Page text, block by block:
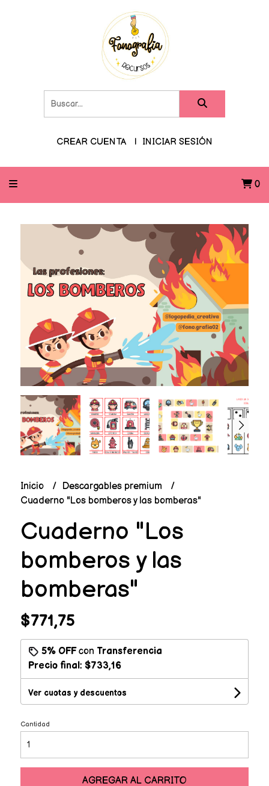
CREAR CUENTA INICIAR SESIÓN
0
Inicio
Descargables premium
Cuaderno "Los bomberos y las bomberas"
Cuaderno "Los
bomberos y las
bomberas"
$771,75
5% OFFcon Transferencia
Precio final: $733,16
Ver cuotas y descuentos
Cantidad
AGREGAR AL CARRITO